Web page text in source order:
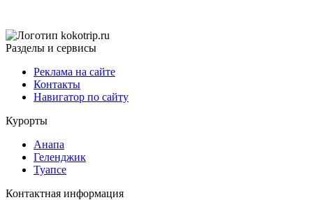
Разделы и сервисы
Реклама на сайте
Контакты
Навигатор по сайту
Курорты
Анапа
Геленджик
Туапсе
Контактная информация